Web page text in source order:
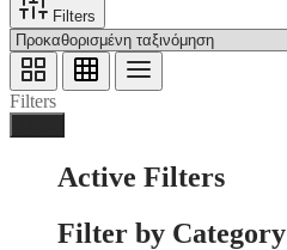
Filters
Filters
Active Filters
Filter by Category